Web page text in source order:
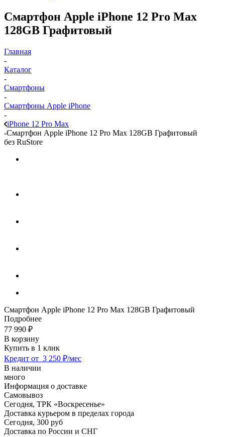
Смартфон Apple iPhone 12 Pro Max
128GB Графитовый
Главная
-
Каталог
-
Смартфоны
-
Смартфоны Apple iPhone
-
iPhone 12 Pro Max
-Смартфон Apple iPhone 12 Pro Max 128GB Графитовый
без RuStore
Смартфон Apple iPhone 12 Pro Max 128GB Графитовый
Подробнее
77 990 ₽
В корзину
Купить в 1 клик
Кредит от 3 250 ₽/мес
В наличии
много
Информация о доставке
Самовывоз
Сегодня, ТРК «Воскресенье»
Доставка курьером в пределах города
Сегодня, 300 руб
Доставка по России и СНГ